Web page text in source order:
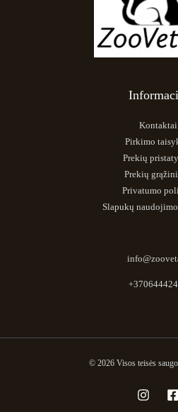
Kontaktai
Pirkimo
Prekių
Prekių
Privatumo
Slapukų
© 2026 Visos teisės